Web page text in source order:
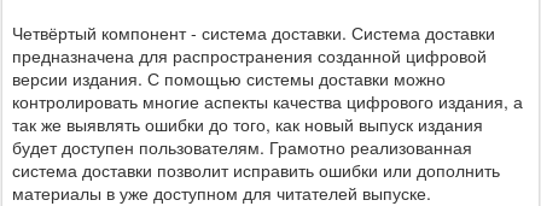
Четвёртый компонент - система доставки. Система доставки
предназначена для распространения созданной цифровой
версии издания. С помощью системы доставки можно
контролировать многие аспекты качества цифрового издания, а
так же выявлять ошибки до того, как новый выпуск издания
будет доступен пользователям. Грамотно реализованная
система доставки позволит исправить ошибки или дополнить
материалы в уже доступном для читателей выпуске.